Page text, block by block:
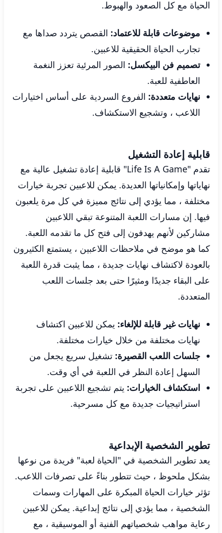
الحياة مع كل الصعود والهبوط.
موضوعات قابلة للاعتماد: القصص يتردد صداها مع
تجارب الحياة الحقيقية للاعبين.
تصميم فن البيكسل: الصور المرئية تعزز النغمة
العاطفية للعبة.
نهايات متعددة: الفروع السردية على أساس اختيارات
اللاعب ، وتشجيع الاستكشاف.
قابلية إعادة التشغيل
تقدم "Life Is A Game" قابلية إعادة تشغيل عالية مع
نهاياتها وإمكانياتها العديدة. يمكن للاعبين تجربة خيارات
مختلفة ، مما يؤدي إلى نتائج مميزة في كل مرة يلعبون
فيها. إن مسارات اللعبة المتنوعة تبقي اللاعبين
مشاركين لأنهم يهدفون إلى فتح كل ما تقدمه اللعبة.
كما هو موضح في ملاحظات اللاعبين ، يستمتع الكثيرون
بالعودة لاكتشاف نهايات جديدة ، مما يثبت قدرة اللعبة
على البقاء جديدًا ومثيرًا حتى بعد جلسات اللعب
المتعددة.
نهايات غير قابلة للإلغاء: يمكن للاعبين اكتشاف
نهايات مختلفة من خلال خيارات مختلفة.
جلسات اللعب القصيرة: تشغيل سريع يجعل من
السهل إعادة النظر في اللعبة في أي وقت.
استكشاف الخيارات: يتم تشجيع اللاعبين على تجربة
استراتيجيات جديدة مع كل مسرحية.
تطوير الشخصية الإبداعية
يعد تطوير الشخصية في "الحياة لعبة" فريدة من نوعها
بشكل ملحوظ ، حيث تتطور بناءً على تصرفات اللاعب.
تؤثر خيارات الحياة المبكرة على المهارات وسمات
الشخصية ، مما يؤدي إلى نتائج إبداعية. يمكن للاعبين
رعاية مواهب شخصياتهم الفنية أو الموسيقية ، مع